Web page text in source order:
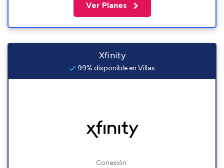
Ver Planes
Xfinity
99% disponible en Villas
Conexión: